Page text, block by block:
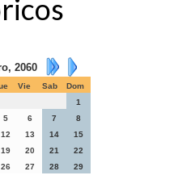
2060
Vie Sab
Dom
1
5 6 7
8
12 13 14
15
19 20 21
22
26 27 28 29